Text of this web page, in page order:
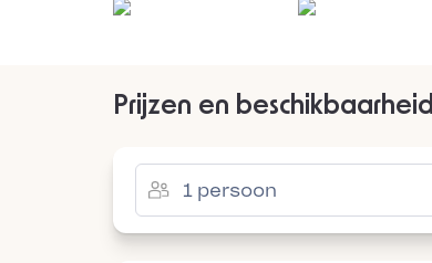
Prijzen en beschikbaarheid